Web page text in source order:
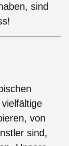
sind
von
sind,